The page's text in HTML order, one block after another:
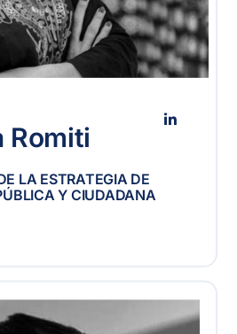
Romiti
LA ESTRATEGIA DE
Y CIUDADANA